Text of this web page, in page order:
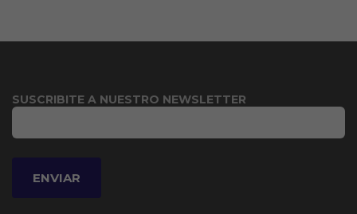
SUSCRIBITE A NUESTRO NEWSLETTER